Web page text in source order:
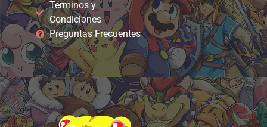
Términos y
Condiciones
Preguntas Frecuentes